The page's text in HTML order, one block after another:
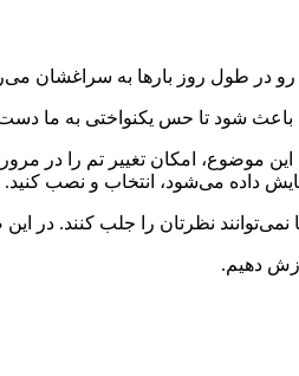
رو در طول روز بارها به سراغشان
باعث شود تا حس یکنواختی به ما
موضوع، امکان تغییر تم را در
داده می‌شود، انتخاب و نصب کنید.
نمی‌توانند نظرتان را جلب کنند.
دهیم.